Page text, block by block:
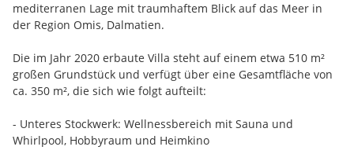
mediterranen Lage mit traumhaftem Blick auf das Meer in
der Region Omis, Dalmatien.
Die im Jahr 2020 erbaute Villa steht auf einem etwa 510 m²
großen Grundstück und verfügt über eine Gesamtfläche von
ca. 350 m², die sich wie folgt aufteilt:
- Unteres Stockwerk: Wellnessbereich mit Sauna und
Whirlpool, Hobbyraum und Heimkino